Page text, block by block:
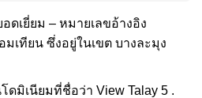
ดเยี่ยม – หมายเลขอ้างอิง
มเทียน ซึ่งอยู่ในเขต บางละมุง
ดมิเนียมที่ชื่อว่า View Talay 5 .